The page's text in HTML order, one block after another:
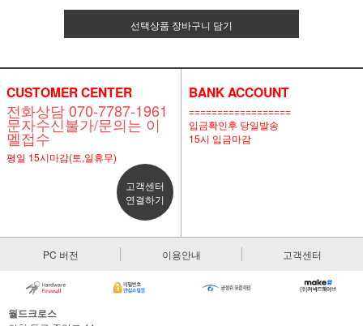
선택상품 장바구니 담기
CUSTOMER CENTER
전화상담 070-7787-1961
문자수신불가/문의는 이
멜접수
평일 15시마감(토,일휴무)
고객센터
연결하기
BANK ACCOUNT
==================
입금확인후 당일발송
15시 입금마감
PC 버전 이용안내 고객센터
월드크로스